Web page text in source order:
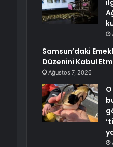
Samsun’daki
Düzenini Kabul
Ağustos 7, 2026